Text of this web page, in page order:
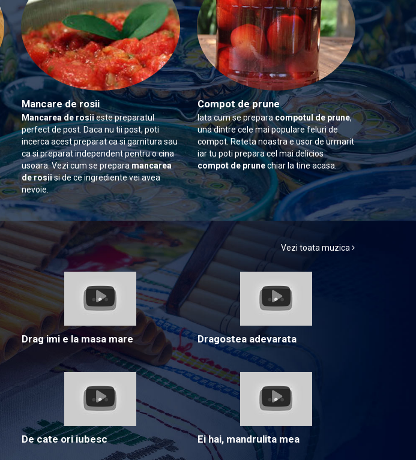
Mancare de rosii
Mancarea de rosiieste preparatul
perfect de post. Daca nu tii post, poti
incerca acest preparat ca si garnitura sau
ca si preparat independent pentru o cina
usoara. Vezi cum se prepara mancarea
de rosiisi de ce ingrediente vei avea
nevoie.
Compot de prune
Iata cum se preparacompotul de prune,
una dintre cele mai populare feluri de
compot. Reteta noastra e usor de urmarit
iar tu poti prepara cel mai delicios
compot de prunechiar la tine acasa.
Vezi toata muzica
Drag imi e la masa mare Dragostea adevarata
De cate ori iubesc Ei hai, mandrulita mea